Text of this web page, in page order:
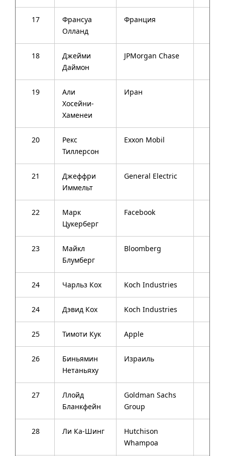
17
Франсуа
Олланд
Франция
18
Джейми
Даймон
JPMorgan Chase
19
Али
Хосейни-
Хаменеи
Иран
20
Рекс
Тиллерсон
Exxon Mobil
21
Джеффри
Иммельт
General Electric
22
Марк
Цукерберг
Facebook
23
Майкл
Блумберг
Bloomberg
24 Чарльз Кох Koch Industries
24 Дэвид Кох Koch Industries
25 Тимоти Кук Apple
26
Биньямин
Нетаньяху
Израиль
27
Ллойд
Бланкфейн
Goldman Sachs
Group
28 Ли Ка-Шинг
Hutchison
Whampoa